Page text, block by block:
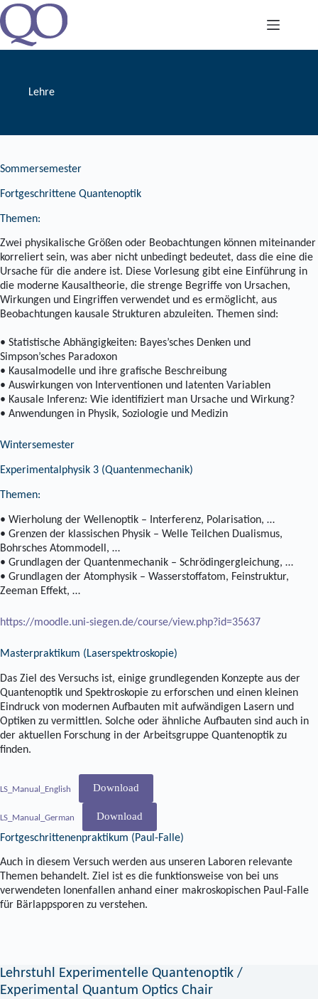
Zum
Inhalt
springen
Lehre
Sommersemester
Fortgeschrittene Quantenoptik
Themen:
Zwei physikalische Größen oder Beobachtungen können miteinander
korreliert sein, was aber nicht unbedingt bedeutet, dass die eine die
Ursache für die andere ist. Diese Vorlesung gibt eine Einführung in
die moderne Kausaltheorie, die strenge Begriffe von Ursachen,
Wirkungen und Eingriffen verwendet und es ermöglicht, aus
Beobachtungen kausale Strukturen abzuleiten. Themen sind:
• Statistische Abhängigkeiten: Bayes’sches Denken und
Simpson’sches Paradoxon
• Kausalmodelle und ihre grafische Beschreibung
• Auswirkungen von Interventionen und latenten Variablen
• Kausale Inferenz: Wie identifiziert man Ursache und Wirkung?
• Anwendungen in Physik, Soziologie und Medizin
Wintersemester
Experimentalphysik 3 (Quantenmechanik)
Themen:
• Wierholung der Wellenoptik – Interferenz, Polarisation, …
• Grenzen der klassischen Physik – Welle Teilchen Dualismus,
Bohrsches Atommodell, …
• Grundlagen der Quantenmechanik – Schrödingergleichung, …
• Grundlagen der Atomphysik – Wasserstoffatom, Feinstruktur,
Zeeman Effekt, …
https://moodle.uni-siegen.de/course/view.php?id=35637
Masterpraktikum (Laserspektroskopie)
Das Ziel des Versuchs ist, einige grundlegenden Konzepte aus der
Quantenoptik und Spektroskopie zu erforschen und einen kleinen
Eindruck von modernen Aufbauten mit aufwändigen Lasern und
Optiken zu vermittlen. Solche oder ähnliche Aufbauten sind auch in
der aktuellen Forschung in der Arbeitsgruppe Quantenoptik zu
finden.
LS_Manual_English Download
LS_Manual_German
Download
Fortgeschrittenenpraktikum (Paul-Falle)
Auch in diesem Versuch werden aus unseren Laboren relevante
Themen behandelt. Ziel ist es die funktionsweise von bei uns
verwendeten Ionenfallen anhand einer makroskopischen Paul-Falle
für Bärlappsporen zu verstehen.
Lehrstuhl Experimentelle Quantenoptik /
Experimental Quantum Optics Chair